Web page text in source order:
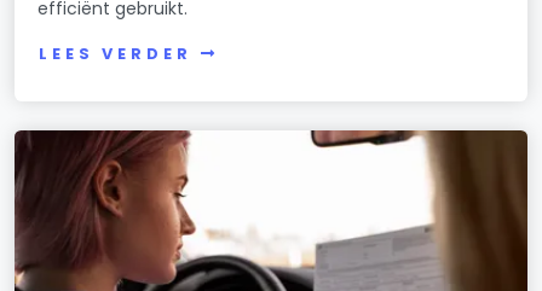
efficiënt gebruikt.
LEES VERDER